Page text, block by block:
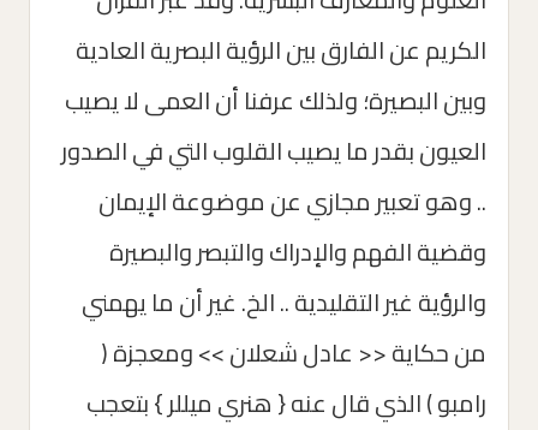
الكريم عن الفارق بين الرؤية البصرية العادية
وبين البصيرة؛ ولذلك عرفنا أن العمى لا يصيب
العيون بقدر ما يصيب القلوب التي في الصدور
.. وهو تعبير مجازي عن موضوعة الإيمان
وقضية الفهم والإدراك والتبصر والبصيرة
والرؤية غير التقليدية .. الخ. غير أن ما يهمني
من حكاية << عادل شعلان >> ومعجزة (
رامبو ) الذي قال عنه { هنري ميللر } بتعجب